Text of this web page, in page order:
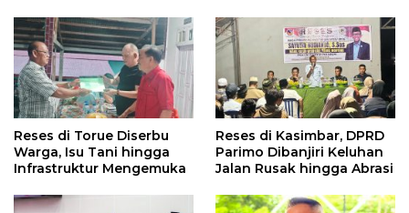
Reses di Torue Diserbu
Warga, Isu Tani hingga
Infrastruktur Mengemuka
Reses di Kasimbar, DPRD
Parimo Dibanjiri Keluhan
Jalan Rusak hingga Abrasi